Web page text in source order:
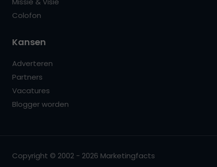
Colofon
Kansen
Adverteren
Partners
Vacatures
Blogger worden
Copyright © 2002 - 2026 Marketingfacts